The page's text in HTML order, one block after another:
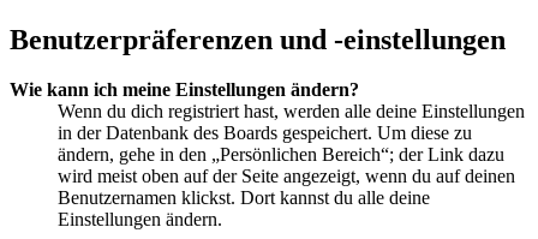
Benutzerpräferenzen und -einstellungen
Wie kann ich meine Einstellungen ändern?
Wenn du dich registriert hast, werden alle deine Einstellungen
in der Datenbank des Boards gespeichert. Um diese zu
ändern, gehe in den „Persönlichen Bereich“; der Link dazu
wird meist oben auf der Seite angezeigt, wenn du auf deinen
Benutzernamen klickst. Dort kannst du alle deine
Einstellungen ändern.